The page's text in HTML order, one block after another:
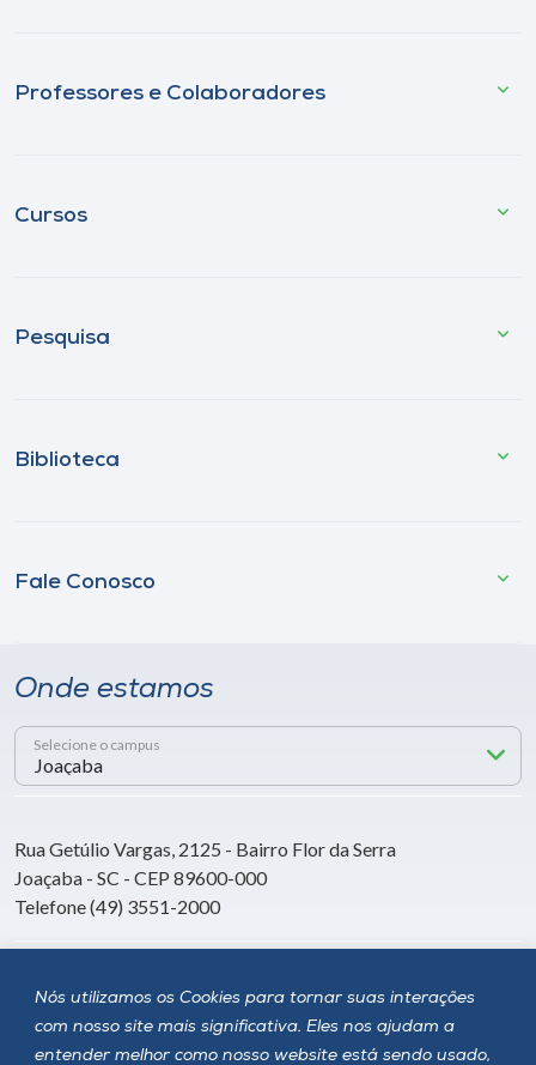
Nós utilizamos os Cookies para tornar suas interações
com nosso site mais significativa. Eles nos ajudam a
entender melhor como nosso website está sendo usado,
Professores e Colaboradores
Cursos
Pesquisa
Biblioteca
Fale Conosco
Onde estamos
Selecione o campus
Rua Getúlio Vargas, 2125 - Bairro Flor da Serra
Joaçaba - SC - CEP 89600-000
Telefone (49) 3551-2000
Siga a Unoesc